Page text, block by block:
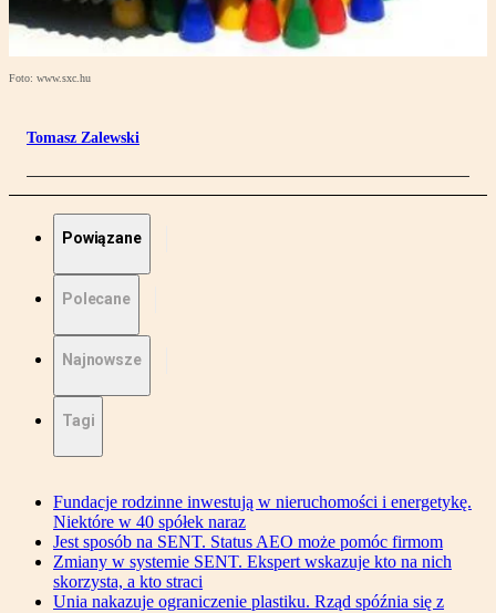
Foto: www.sxc.hu
Tomasz Zalewski
Powiązane
Polecane
Najnowsze
Tagi
Fundacje rodzinne inwestują w nieruchomości i energetykę.
Niektóre w 40 spółek naraz
Jest sposób na SENT. Status AEO może pomóc firmom
Zmiany w systemie SENT. Ekspert wskazuje kto na nich
skorzysta, a kto straci
Unia nakazuje ograniczenie plastiku. Rząd spóźnia się z